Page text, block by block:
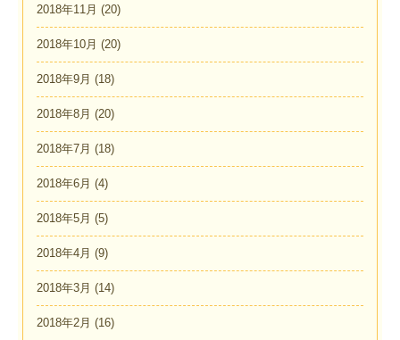
2018年11月 (20)
2018年10月 (20)
2018年9月 (18)
2018年8月 (20)
2018年7月 (18)
2018年6月 (4)
2018年5月 (5)
2018年4月 (9)
2018年3月 (14)
2018年2月 (16)